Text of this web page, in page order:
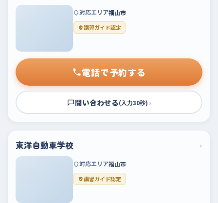
対応エリア福山市
講習ガイド認定
電話で予約する
問い合わせる(入力30秒) ›
東洋自動車学校 ›
対応エリア福山市
講習ガイド認定